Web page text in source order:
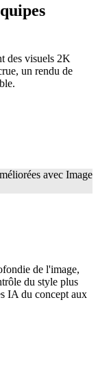
des visuels 2K
un rendu de
avec Image
de l'image,
du style plus
IA du concept aux